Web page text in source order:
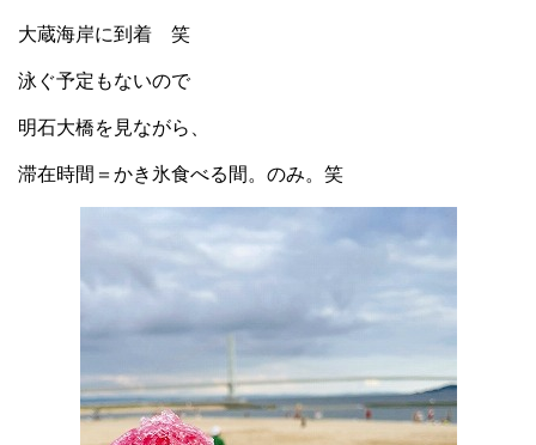
大蔵海岸に到着 笑
泳ぐ予定もないので
明石大橋を見ながら、
滞在時間＝かき氷食べる間。のみ。笑